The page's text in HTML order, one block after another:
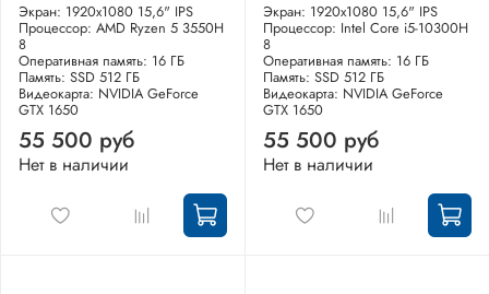
Экран: 1920x1080 15,6" IPS
Процессор: AMD Ryzen 5 3550H
8
Оперативная память: 16 ГБ
Память: SSD 512 ГБ
Видеокарта: NVIDIA GeForce
GTX 1650
55 500 руб
Нет в наличии
Экран: 1920x1080 15,6" IPS
Процессор: Intel Core i5-10300H
8
Оперативная память: 16 ГБ
Память: SSD 512 ГБ
Видеокарта: NVIDIA GeForce
GTX 1650
55 500 руб
Нет в наличии